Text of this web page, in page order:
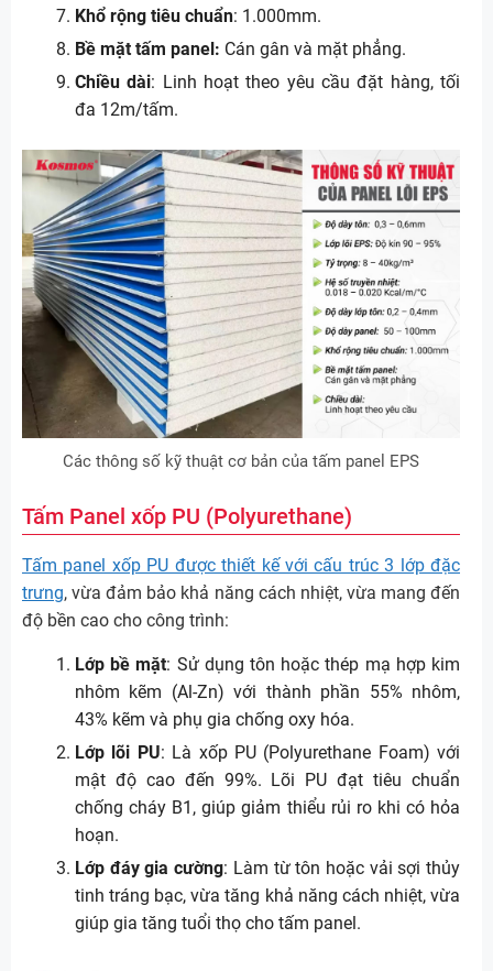
Khổ rộng tiêu chuẩn: 1.000mm.
Bề mặt tấm panel: Cán gân và mặt phẳng.
Chiều dài: Linh hoạt theo yêu cầu đặt hàng, tối
đa 12m/tấm.
Các thông số kỹ thuật cơ bản của tấm panel EPS
Tấm Panel xốp PU (Polyurethane)
Tấm panel xốp PU được thiết kế với cấu trúc 3 lớp đặc
trưng, vừa đảm bảo khả năng cách nhiệt, vừa mang đến
độ bền cao cho công trình:
Lớp bề mặt: Sử dụng tôn hoặc thép mạ hợp kim
nhôm kẽm (Al-Zn) với thành phần 55% nhôm,
43% kẽm và phụ gia chống oxy hóa.
Lớp lõi PU: Là xốp PU (Polyurethane Foam) với
mật độ cao đến 99%. Lõi PU đạt tiêu chuẩn
chống cháy B1, giúp giảm thiểu rủi ro khi có hỏa
hoạn.
Lớp đáy gia cường: Làm từ tôn hoặc vải sợi thủy
tinh tráng bạc, vừa tăng khả năng cách nhiệt, vừa
giúp gia tăng tuổi thọ cho tấm panel.